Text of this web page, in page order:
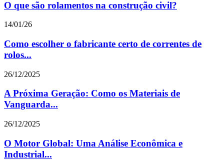
O que são rolamentos na construção civil?
14/01/26
Como escolher o fabricante certo de correntes de
rolos...
26/12/2025
A Próxima Geração: Como os Materiais de
Vanguarda...
26/12/2025
O Motor Global: Uma Análise Econômica e
Industrial...